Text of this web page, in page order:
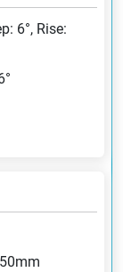
6°, Rise: